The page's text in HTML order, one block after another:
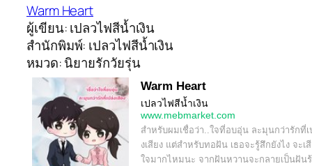
Warm Heart
ผู้เขียน: เปลวไฟสีน้ำเงิน
สำนักพิมพ์: เปลวไฟสีน้ำเงิน
หมวด: นิยายรักวัยรุ่น